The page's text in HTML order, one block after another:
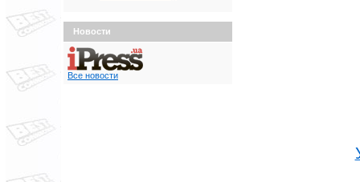
Новости
Все новости